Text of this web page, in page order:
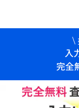
入
完全